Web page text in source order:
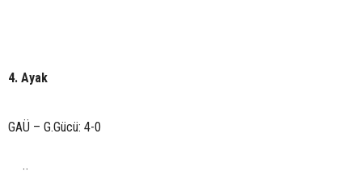
4. Ayak
GAÜ – G.Gücü: 4-0